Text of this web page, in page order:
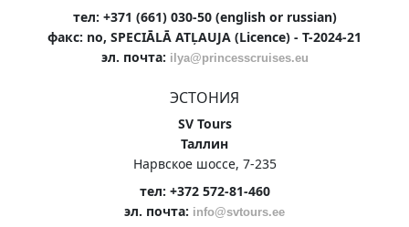
тел: +371 (661) 030-50 (english or russian)
факс: no, SPECIĀLĀ ATĻAUJA (Licence) - T-2024-21
эл. почта: ilya@princesscruises.eu
ЭСТОНИЯ
SV Tours
Таллин
Нарвское шоссе, 7-235
тел: +372 572-81-460
эл. почта: info@svtours.ee